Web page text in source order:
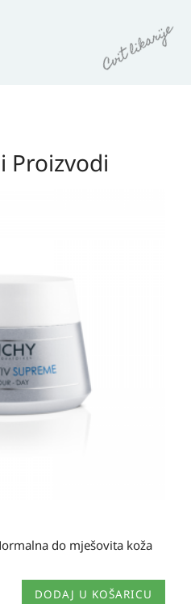
Proizvodi
do mješovita koža
DODAJ U KOŠARICU